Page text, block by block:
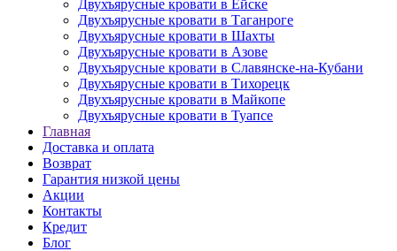
Двухъярусные кровати в Ейске
Двухъярусные кровати в Таганроге
Двухъярусные кровати в Шахты
Двухъярусные кровати в Азове
Двухъярусные кровати в Славянске-на-Кубани
Двухъярусные кровати в Тихорецк
Двухъярусные кровати в Майкопе
Двухъярусные кровати в Туапсе
Главная
Доставка и оплата
Возврат
Гарантия низкой цены
Акции
Контакты
Кредит
Блог